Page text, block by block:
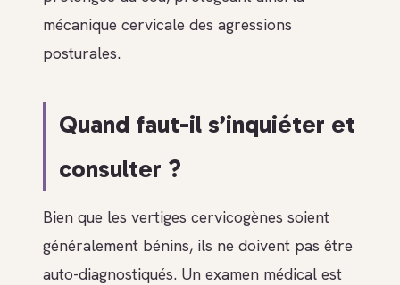
mécanique cervicale des agressions
posturales.
Quand faut-il s’inquiéter et
consulter ?
Bien que les vertiges cervicogènes soient
généralement bénins, ils ne doivent pas être
auto-diagnostiqués. Un examen médical est